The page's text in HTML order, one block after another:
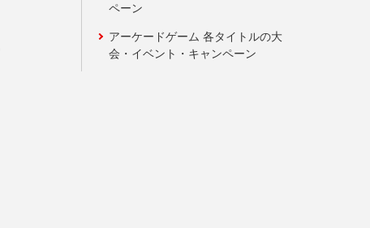
ペーン
アーケードゲーム 各タイトルの大
会・イベント・キャンペーン